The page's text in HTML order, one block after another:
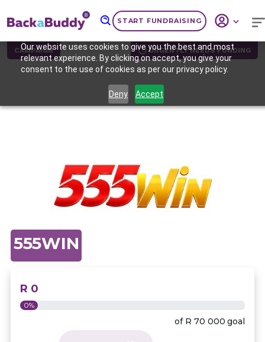
Our website uses cookies to give you the best and most
relevant experience. By clicking on accept, you give your
consent to the use of cookies as per our privacy policy.
Deny Accept
START FUNDRAISING
CAMPAIGN URGENTLY NEEDS FUNDING
Previous
555WIN
R 0
0%
of R 70 000 goal